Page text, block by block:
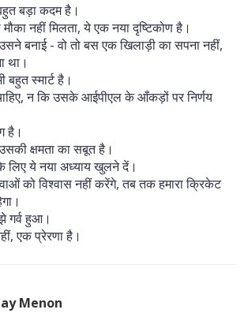
बड़ा कदम है।
नहीं मिलता, ये एक नया दृष्टिकोण है।
बनाई - वो तो बस एक खिलाड़ी का सपना नहीं,
था।
स्मार्ट है।
न कि उसके आईपीएल के आँकड़ों पर निर्णय
है।
क्षमता का सबूत है।
लिए ये नया अध्याय खुलने दें।
को विश्वास नहीं करेंगे, तब तक हमारा क्रिकेट
गर्व हुआ।
एक प्रेरणा है।
Menon